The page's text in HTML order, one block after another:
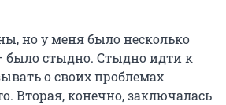
но у меня было несколько
стыдно. Стыдно идти к
о своих проблемах
Вторая, конечно, заключалась